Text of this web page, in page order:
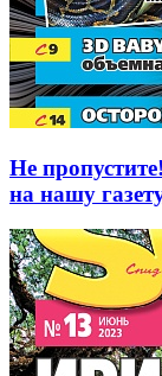
Не
на нашу